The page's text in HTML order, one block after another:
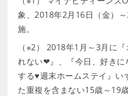
象、2018年2月16日（金）
施。
（※2） 2018年1月～3月に
れない❤』、『今日、好きに
する♥週末ホームステイ』い
た重複を含まない15歳～19